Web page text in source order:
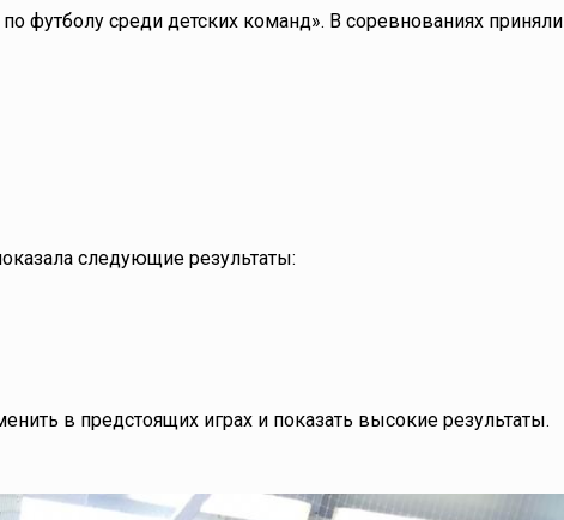
футболу среди детских команд». В соревнованиях приняли
следующие результаты:
в предстоящих играх и показать высокие результаты.